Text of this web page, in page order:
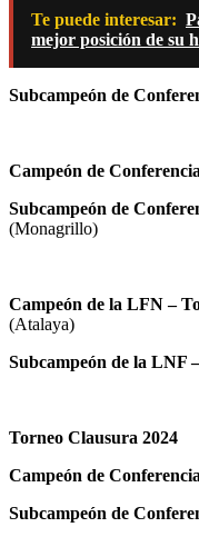
Te puede interesar:
mejor posición de su
Subcampeón de
Campeón de
Subcampeón de
(Monagrillo)
Campeón de la LFN –
(Atalaya)
Subcampeón de la LNF
Torneo Clausura 2024
Campeón de
Subcampeón de